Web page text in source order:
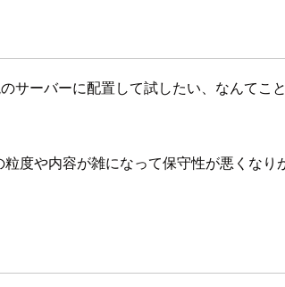
サーバーに配置して試したい、なんて
度や内容が雑になって保守性が悪くなり